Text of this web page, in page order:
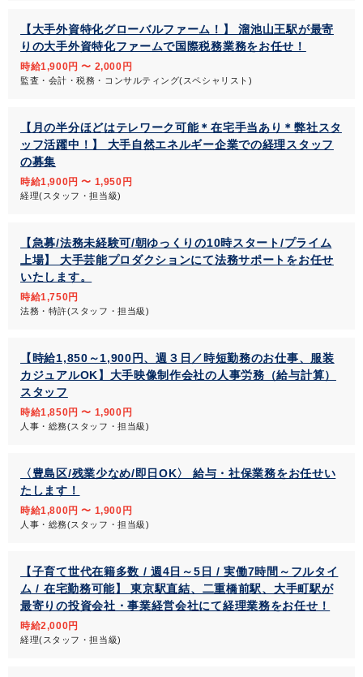
【大手外資特化グローバルファーム！】 溜池山王駅が最寄
りの大手外資特化ファームで国際税務業務をお任せ！
時給1,900円 〜 2,000円
監査・会計・税務・コンサルティング(スペシャリスト)
【月の半分ほどはテレワーク可能＊在宅手当あり＊弊社スタ
ッフ活躍中！】 大手自然エネルギー企業での経理スタッフ
の募集
時給1,900円 〜 1,950円
経理(スタッフ・担当級)
【急募/法務未経験可/朝ゆっくりの10時スタート/プライム
上場】 大手芸能プロダクションにて法務サポートをお任せ
いたします。
時給1,750円
法務・特許(スタッフ・担当級)
【時給1,850～1,900円、週３日／時短勤務のお仕事、服装
カジュアルOK】大手映像制作会社の人事労務（給与計算）
スタッフ
時給1,850円 〜 1,900円
人事・総務(スタッフ・担当級)
〈豊島区/残業少なめ/即日OK〉 給与・社保業務をお任せい
たします！
時給1,800円 〜 1,900円
人事・総務(スタッフ・担当級)
【子育て世代在籍多数 / 週4日～5日 / 実働7時間～フルタイ
ム / 在宅勤務可能】 東京駅直結、二重橋前駅、大手町駅が
最寄りの投資会社・事業経営会社にて経理業務をお任せ！
時給2,000円
経理(スタッフ・担当級)